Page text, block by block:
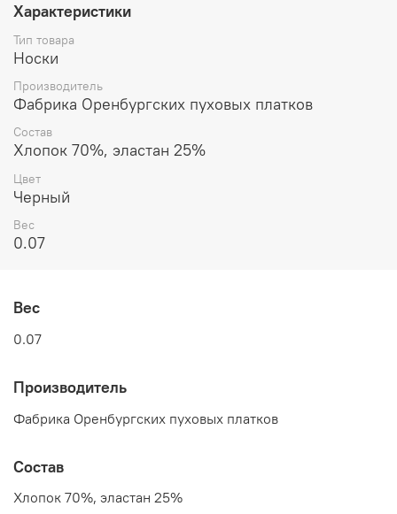
Характеристики
Тип товара
Носки
Производитель
Фабрика Оренбургских пуховых платков
Состав
Хлопок 70%, эластан 25%
Цвет
Черный
Вес
0.07
Вес
0.07
Производитель
Фабрика Оренбургских пуховых платков
Состав
Хлопок 70%, эластан 25%